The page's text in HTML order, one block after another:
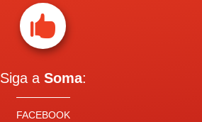

Siga a Soma:
FACEBOOK